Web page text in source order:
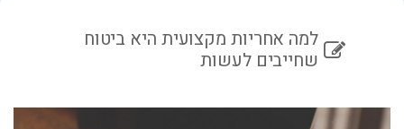
למה אחריות מקצועית היא ביטוח
שחייבים לעשות